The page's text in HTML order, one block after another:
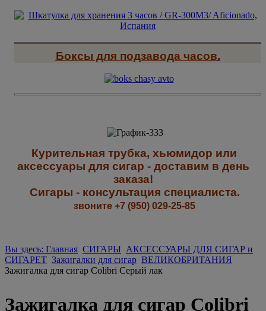
Боксы для подзавода часов.
Курительная трубка, хьюмидор или
аксессуары для сигар - доставим в день
заказа!
Сигары - консультация специалиста.
звоните +7 (950) 029-25-85
Вы здесь: Главная СИГАРЫ АКСЕССУАРЫ ДЛЯ СИГАР и
СИГАРЕТ Зажигалки для сигар ВЕЛИКОБРИТАНИЯ
Зажигалка для сигар Colibri Серый лак
Зажигалка для сигар Colibri